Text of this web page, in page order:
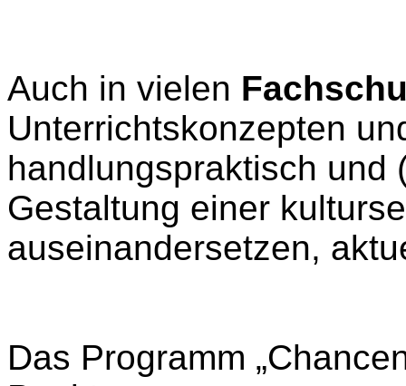
Auch in vielen
Unterrichtskonzepten
handlungspraktisch und
Gestaltung einer
auseinandersetzen,
Das Programm